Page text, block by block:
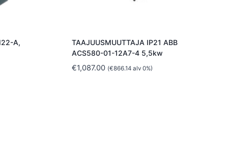
A,
TAAJUUSMUUTTAJA IP21 ABB
ACS580-01-12A7-4 5,5kw
€1,087.00 (€866.14 alv 0%)